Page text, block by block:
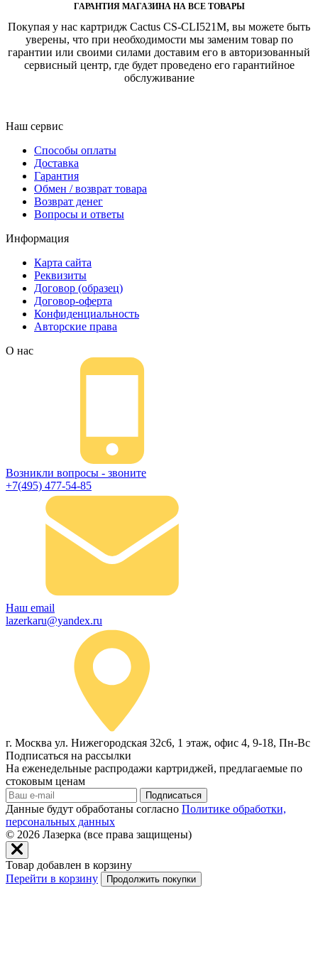
ГАРАНТИЯ МАГАЗИНА НА ВСЕ ТОВАРЫ
Покупая у нас картридж Cactus CS-CLI521M, вы можете быть
уверены, что при необходимости мы заменим товар по
гарантии или своими силами доставим его в авторизованный
сервисный центр, где будет проведено его гарантийное
обслуживание
Наш сервис
Способы оплаты
Доставка
Гарантия
Обмен / возврат товара
Возврат денег
Вопросы и ответы
Информация
Карта сайта
Реквизиты
Договор (образец)
Договор-оферта
Конфиденциальность
Авторские права
О нас
Возникли вопросы - звоните
+7(495) 477-54-85
Наш email
lazerkaru@yandex.ru
г. Москва ул. Нижегородская 32с6, 1 этаж, офис 4, 9-18, Пн-Вс
Подписаться на рассылки
На еженедельные распродажи картриджей, предлагаемые по
стоковым ценам
Подписаться
Данные будут обработаны согласно Политике обработки,
персональных данных
© 2026 Лазерка (все права защищены)
Товар добавлен в корзину
Перейти в корзину
Продолжить покупки